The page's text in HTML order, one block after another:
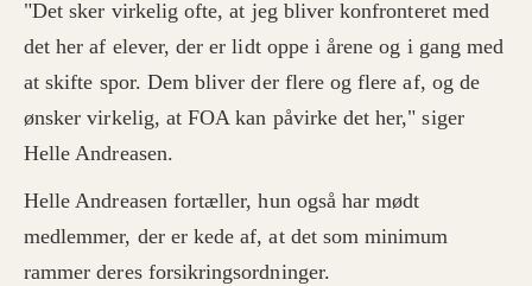
og sundhedsassistent. Det betyder, at der igen
indsættes 4.800 kroner om måneden på
pensionsopsparingen.
Når Anne går på pension som 70-årig, har hun
som pensionist.
Eksempel 2:
"Det sker virkelig ofte, at jeg bliver konfronteret med
det her af elever, der er lidt oppe i årene og i gang med
at skifte spor. Dem bliver der flere og flere af, og de
ønsker virkelig, at FOA kan påvirke det her," siger
Helle Andreasen.
Helle Andreasen fortæller, hun også har mødt
medlemmer, der er kede af, at det som minimum
rammer deres forsikringsordninger.